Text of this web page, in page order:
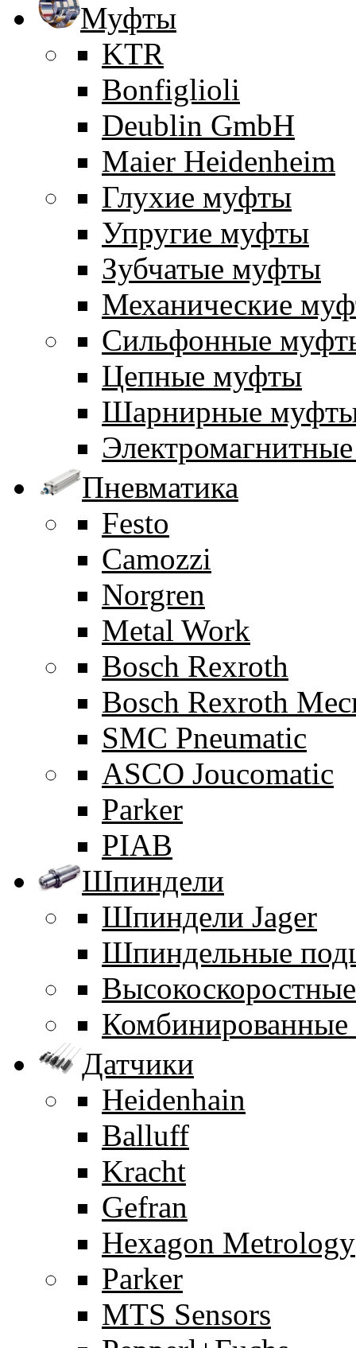
Муфты
KTR
Bonfiglioli
Deublin GmbH
Maier Heidenheim
Глухие муфты
Упругие муфты
Зубчатые муфты
Механические
Сильфонные
Цепные муфты
Шарнирные
Пневматика
Festo
Camozzi
Norgren
Metal Work
Bosch Rexroth
Bosch Rexroth
SMC Pneumatic
ASCO Joucomatic
Parker
PIAB
Шпиндели
Шпиндели Jager
Шпиндельные
Датчики
Heidenhain
Balluff
Kracht
Gefran
Hexagon Metrology
Parker
MTS Sensors